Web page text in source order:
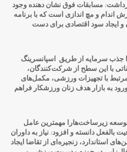
مسابقات فوق نشان دهنده وجود
اندام و مچ اندازی است که با برنامه
ایجاد سود اقتصادی برای دست
سرمایه از طریق اسپانسرینگ
با این سطح از شرکت‌کنندگان،
با تجهیزات ورزشی، مکمل‌های
به بازار هدف زنان ورزشکار فراهم
زیرساخت‌هارا مهمترین عامل
بالفعل دانسته و افزود: نیاز به داوران
استاندارد، زنجیره‌ای از تقاضا ایجاد